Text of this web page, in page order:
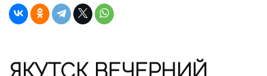
ЯКУТСК ВЕЧЕРНИЙ